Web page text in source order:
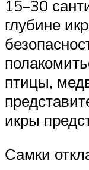
15–30
глубине
птицы,
икры
Самки